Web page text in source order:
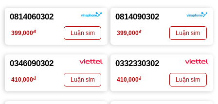
0814060302
399,000đ
0814090302
399,000đ
0346090302
410,000đ
0332330302
410,000đ